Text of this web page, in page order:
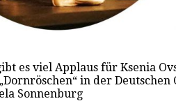
es viel Applaus für Ksenia
in der
Sonnenburg